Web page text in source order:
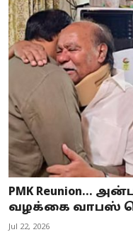
PMK Reunion...
வழக்கை வாபஸ்
Jul 22, 2026